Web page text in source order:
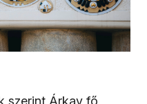
szerint Árkay fő